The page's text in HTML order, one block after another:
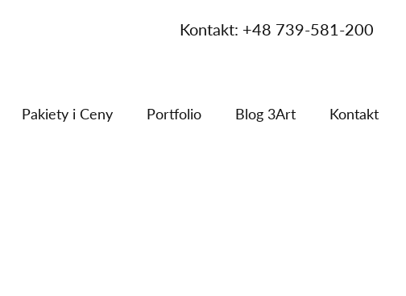
Kontakt: +48 739-581-200
Pakiety i Ceny Portfolio Blog 3Art Kontakt